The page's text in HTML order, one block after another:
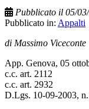
Pubblicato il 05/
Pubblicato in: Appalti
di Massimo Viceconte
App. Genova, 05
c.c. art. 2112
c.c. art. 2932
D.Lgs. 10-09-2003,